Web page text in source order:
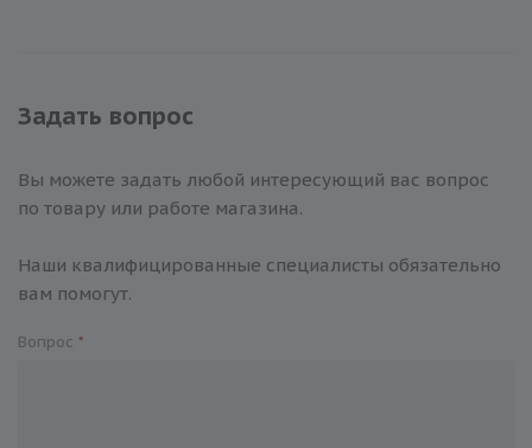
Задать вопрос
Вы можете задать любой интересующий вас вопрос
по товару или работе магазина.
Наши квалифицированные специалисты обязательно
вам помогут.
Вопрос *